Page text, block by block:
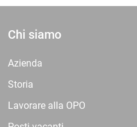
Chi siamo
Azienda
Storia
Lavorare alla OPO